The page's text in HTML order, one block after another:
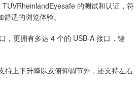
的测试和认证，符
适的浏览体验。
，更拥有多达 4 个的 USB-A 接口，键
持上下升降以及俯仰调节外，还支持左右